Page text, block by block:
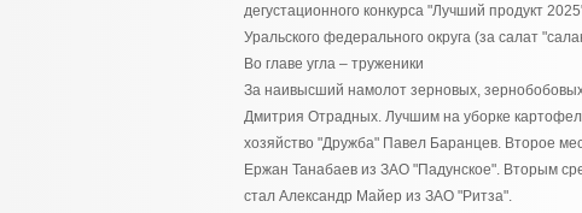
дегустационного конкурса "Лучший продукт
Уральского федерального округа (за салат
Во главе угла – труженики
За наивысший намолот зерновых,
Дмитрия Отрадных. Лучшим на уборке
хозяйство "Дружба" Павел Баранцев. Второе
Ержан Танабаев из ЗАО "Падунское". Вторым
стал Александр Майер из ЗАО "Ритза".